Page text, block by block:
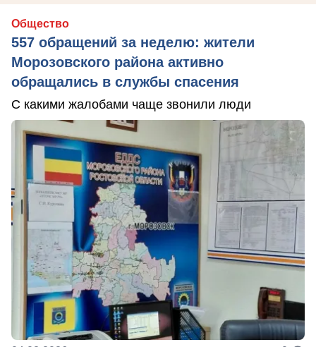
Общество
557 обращений за неделю: жители
Морозовского района активно
обращались в службы спасения
С какими жалобами чаще звонили люди